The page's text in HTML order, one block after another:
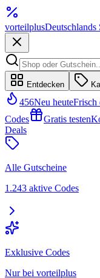
vorteilplusDeutschlands
Entdecken
456Neu heuteFrisch
Codes
Gratis testen
Deals
Alle Gutscheine
1.243 aktive Codes
Exklusive Codes
Nur bei vorteilplus